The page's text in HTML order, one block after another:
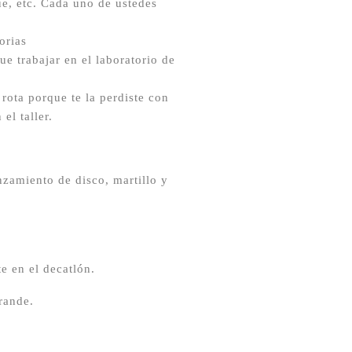
etc. Cada uno de ustedes
trabajar en el laboratorio de
porque te la perdiste con
el taller.
de disco, martillo y
en el decatlón.